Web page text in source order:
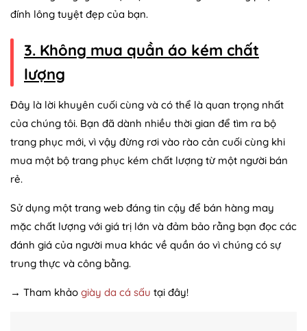
đính lông tuyệt đẹp của bạn.
3. Không mua quần áo kém chất
lượng
Đây là lời khuyên cuối cùng và có thể là quan trọng nhất
của chúng tôi. Bạn đã dành nhiều thời gian để tìm ra bộ
trang phục mới, vì vậy đừng rơi vào rào cản cuối cùng khi
mua một bộ trang phục kém chất lượng từ một người bán
rẻ.
Sử dụng một trang web đáng tin cậy để bán hàng may
mặc chất lượng với giá trị lớn và đảm bảo rằng bạn đọc các
đánh giá của người mua khác về quần áo vì chúng có sự
trung thực và công bằng.
→ Tham khảo giày da cá sấu tại đây!